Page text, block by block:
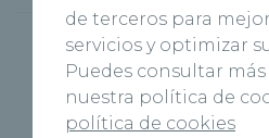
Área
de terceros para
servicios y optimizar
Puedes consultar
nuestra política de
política de cookies